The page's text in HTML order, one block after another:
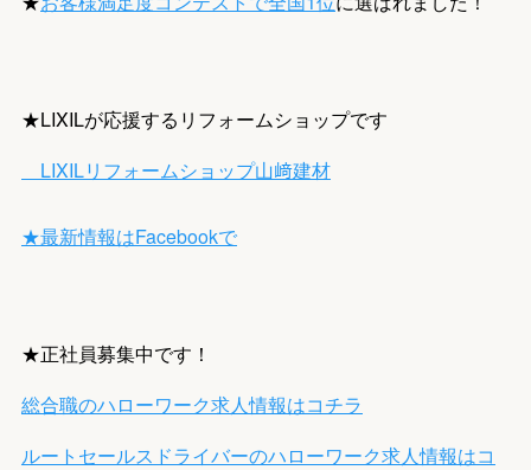
★LIXILが応援するリフォームショップです
LIXILリフォームショップ山﨑建材
★最新情報はFacebookで
★正社員募集中です！
総合職のハローワーク求人情報はコチラ
ルートセールスドライバーのハローワーク求人情報はコ